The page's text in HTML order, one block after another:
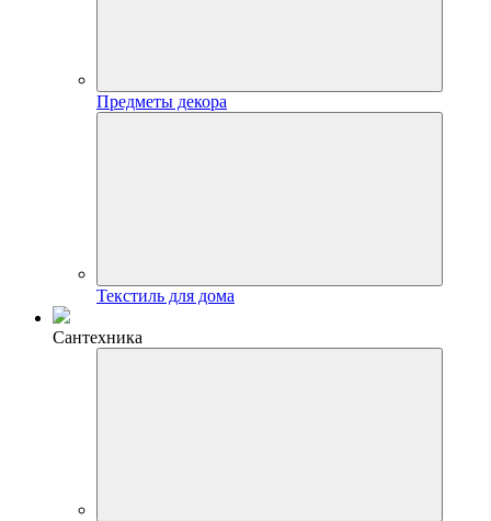
Предметы декора
Текстиль для дома
Сантехника